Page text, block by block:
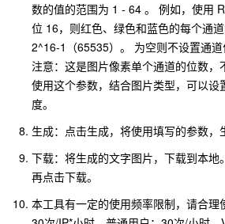
数的值的范围为 1 - 64 。 例如，使用
位 16，则红色、绿色和蓝色的每个通
2^16-1（65535）。 为空则不设置通道
注意：这是图片像素单个通道的位数，
使用这个参数，结合图片类型，可以设
度。
生成：点击生成，将使用填写的参数，
下载：将生成的文字图片，下载到本地
再点击下载。
本工具有一定的使用频率限制，请合理